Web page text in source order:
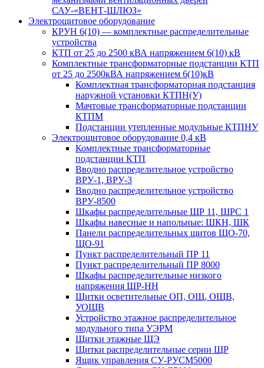
САУ-«ВЕНТ-ШЛЮЗ»
Электрощитовое оборудование
КРУН 6(10) — комплектные распределительные
устройства
КТП от 25 до 2500 кВА напряжением 6(10) кВ
Комплектные трансформаторные подстанции КТП
от 25 до 2500кВА напряжением 6(10)кВ
Комплектная трансформаторная подстанция
наружной установки КТПН(У)
Мачтовые трансформаторные подстанции
КТПМ
Подстанции утепленные модульные КТПНУ
Электрощитовое оборудование 0,4 кВ
Комплектные трансформаторные
подстанции КТП
Вводно распределительное устройство
ВРУ-1, ВРУ-3
Вводно распределительное устройство
ВРУ-8500
Шкафы распределительные ШР 11, ШРС 1
Шкафы навесные и напольные: ШКН, ШК
Панели распределительных щитов ЩО-70,
ЩО-91
Пункт распределительный ПР 11
Пункт распределительный ПР 8000
Шкафы распределительные низкого
напряжения ШР-НН
Щитки осветительные ОП, ОЩ, ОЩВ,
УОЩВ
Устройство этажное распределительное
модульного типа УЭРМ
Щитки этажные ЩЭ
Щитки распределительные серии ЩР
Ящик управления СУ-РУСМ5000